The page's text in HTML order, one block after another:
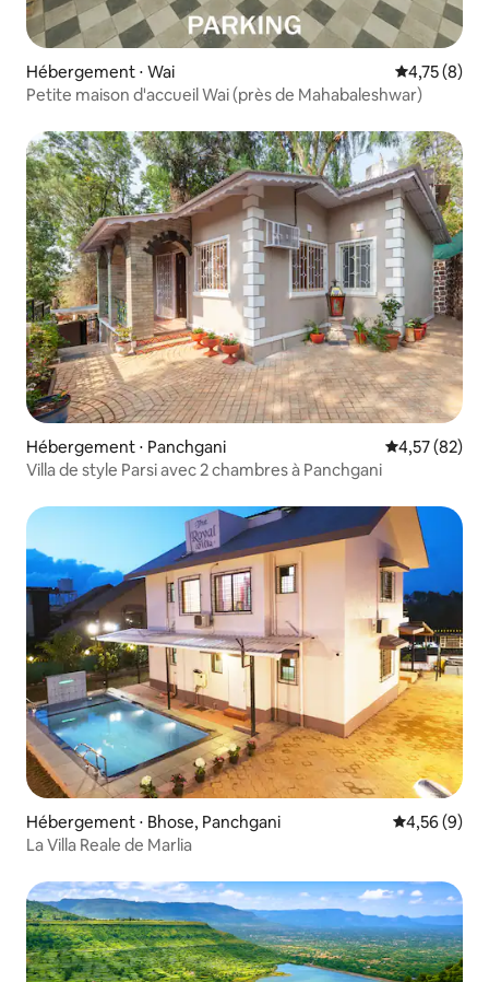
Hébergement ⋅ Wai Évaluation
4,75 (8)
Petite maison d'accueil Wai (près de Mahabaleshwar)
Hébergement ⋅ Panchgani Évaluation
4,57 (82)
Villa de style Parsi avec 2 chambres à Panchgani
Hébergement ⋅ Bhose, Panchgani Évaluation
4,56 (9)
La Villa Reale de Marlia